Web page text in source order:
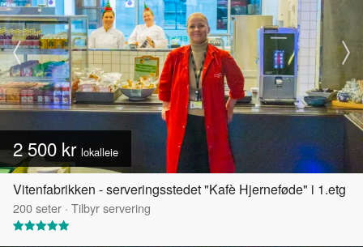
2 500 kr lokalleie
Vitenfabrikken - serveringsstedet "Kafè Hjerneføde" i 1.etg
200seter · Tilbyr servering